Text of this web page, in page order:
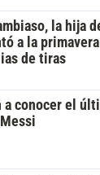
la hija
a la
de tiras
a conocer el